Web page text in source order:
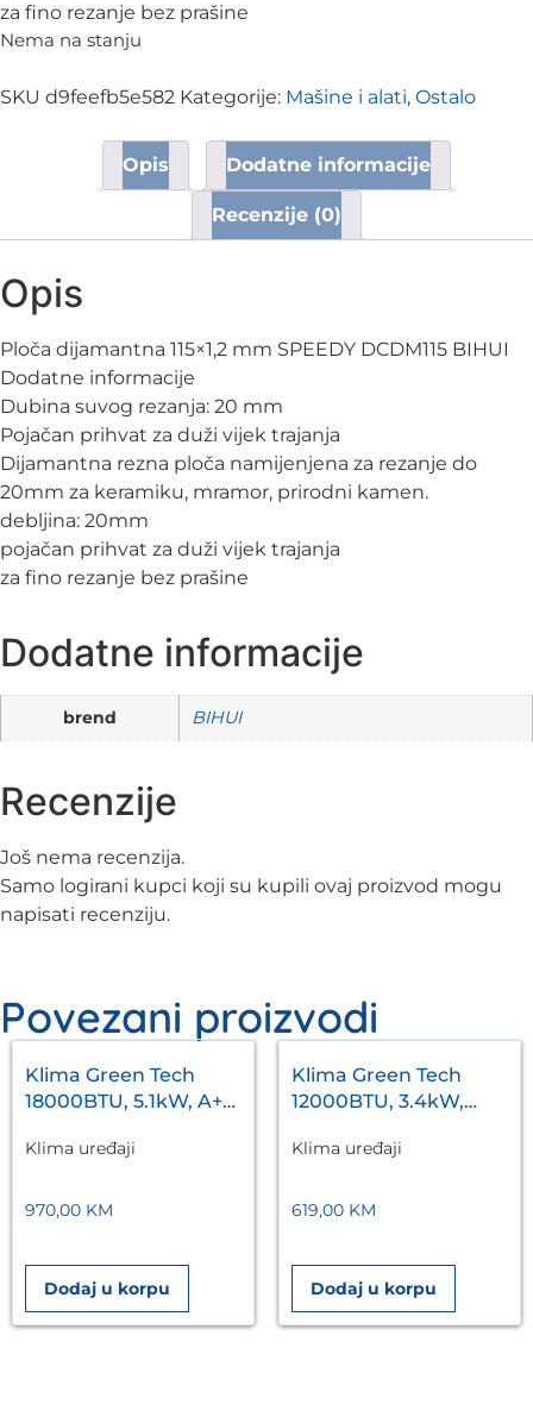
za fino rezanje bez prašine
Nema na stanju
SKU d9feefb5e582 Kategorije: Mašine i alati, Ostalo
Opis Dodatne informacije
Recenzije (0)
Opis
Ploča dijamantna 115×1,2 mm SPEEDY DCDM115 BIHUI
Dodatne informacije
Dubina suvog rezanja: 20 mm
Pojačan prihvat za duži vijek trajanja
Dijamantna rezna ploča namijenjena za rezanje do
20mm za keramiku, mramor, prirodni kamen.
debljina: 20mm
pojačan prihvat za duži vijek trajanja
za fino rezanje bez prašine
Dodatne informacije
brend BIHUI
Recenzije
Još nema recenzija.
Samo logirani kupci koji su kupili ovaj proizvod mogu
napisati recenziju.
Povezani proizvodi
Klima Green Tech
18000BTU, 5.1kW, A++,
WiFi, bijela
Klima uređaji
970,00 KM
Dodaj u korpu
Klima Green Tech
12000BTU, 3.4kW,
s grijačem, WiFi, bij.
Klima uređaji
619,00 KM
Dodaj u korpu